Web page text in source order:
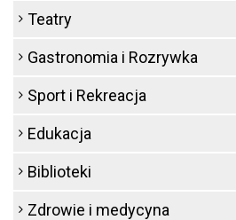
Teatry
Gastronomia i Rozrywka
Sport i Rekreacja
Edukacja
Biblioteki
Zdrowie i medycyna